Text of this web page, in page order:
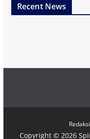
Recent News
Redaksi
Copyright © 2026